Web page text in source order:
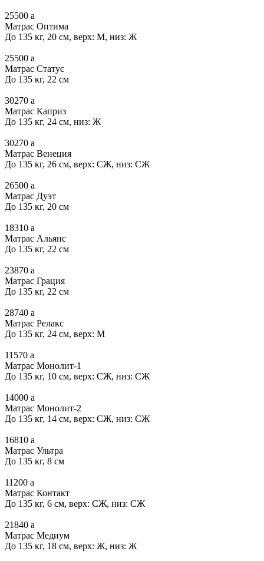
25500 a
Матрас Оптима
До 135 кг, 20 см, верх: М, низ: Ж
25500 a
Матрас Статус
До 135 кг, 22 см
30270 a
Матрас Каприз
До 135 кг, 24 см, низ: Ж
30270 a
Матрас Венеция
До 135 кг, 26 см, верх: СЖ, низ: СЖ
26500 a
Матрас Дуэт
До 135 кг, 20 см
18310 a
Матрас Альянс
До 135 кг, 22 см
23870 a
Матрас Грация
До 135 кг, 22 см
28740 a
Матрас Релакс
До 135 кг, 24 см, верх: М
11570 a
Матрас Монолит-1
До 135 кг, 10 см, верх: СЖ, низ: СЖ
14000 a
Матрас Монолит-2
До 135 кг, 14 см, верх: СЖ, низ: СЖ
16810 a
Матрас Ультра
До 135 кг, 8 см
11200 a
Матрас Контакт
До 135 кг, 6 см, верх: СЖ, низ: СЖ
21840 a
Матрас Медиум
До 135 кг, 18 см, верх: Ж, низ: Ж